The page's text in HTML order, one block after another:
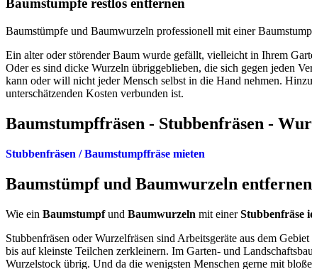
Baumstümpfe restlos entfernen
Baumstümpfe und Baumwurzeln professionell mit einer
Ein alter oder störender Baum wurde gefällt, vielleicht in Ihrem
Oder es sind dicke Wurzeln übriggeblieben, die sich gegen jeden
kann oder will nicht jeder Mensch selbst in die Hand nehmen.
unterschätzenden Kosten verbunden ist.
Baumstumpffräsen - Stubbenfräsen -
Stubbenfräsen / Baumstumpffräse mieten
Baumstümpf und Baumwurzeln entfernen
Wie ein Baumstumpfund Baumwurzeln mit einerStubbenfräse
Stubbenfräsen oder Wurzelfräsen sind Arbeitsgeräte aus dem
bis auf kleinste Teilchen zerkleinern. Im Garten- und
Wurzelstock übrig. Und da die wenigsten Menschen gerne mit